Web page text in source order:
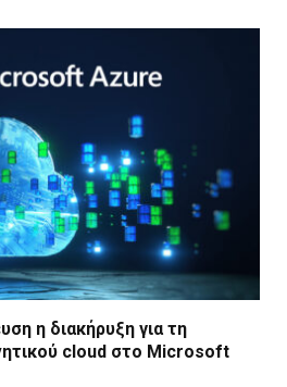
η διακήρυξη για τη
cloud στο Microsoft